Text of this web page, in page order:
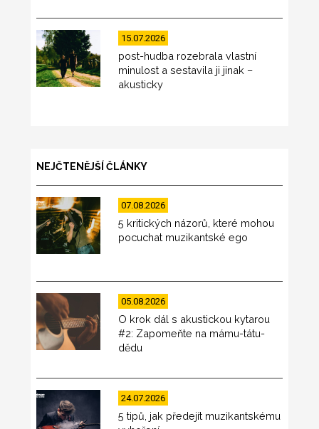
15.07.2026
post-hudba rozebrala vlastní
minulost a sestavila ji jinak –
akusticky
NEJČTENĚJŠÍ ČLÁNKY
07.08.2026
5 kritických názorů, které mohou
pocuchat muzikantské ego
05.08.2026
O krok dál s akustickou kytarou
#2: Zapomeňte na mámu-tátu-
dědu
24.07.2026
5 tipů, jak předejít muzikantskému